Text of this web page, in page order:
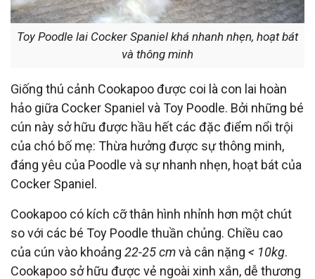
Toy Poodle lai Cocker Spaniel khá nhanh nhẹn, hoạt bát
và thông minh
Giống thú cảnh Cookapoo được coi là con lai hoàn
hảo giữa Cocker Spaniel và Toy Poodle. Bởi những bé
cún này sở hữu được hầu hết các đặc điểm nổi trội
của chó bố mẹ: Thừa hưởng được sự thông minh,
đáng yêu của Poodle và sự nhanh nhẹn, hoạt bát của
Cocker Spaniel.
Cookapoo có kích cỡ thân hình nhỉnh hơn một chút
so với các bé Toy Poodle thuần chủng. Chiều cao
của cún vào khoảng 22-25 cmvà cân nặng < 10kg.
Cookapoo sở hữu được vẻ ngoài xinh xắn, dễ thương